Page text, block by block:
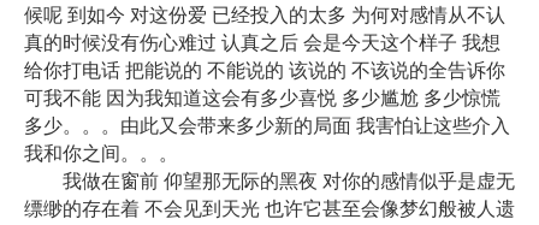
候呢 到如今 对这份爱 已经投入的太多 为何对感情从不认
真的时候没有伤心难过 认真之后 会是今天这个样子 我想
给你打电话 把能说的 不能说的 该说的 不该说的全告诉你
可我不能 因为我知道这会有多少喜悦 多少尴尬 多少惊慌
多少。。。由此又会带来多少新的局面 我害怕让这些介入
我和你之间。。。
我做在窗前 仰望那无际的黑夜 对你的感情似乎是虚无
缥缈的存在着 不会见到天光 也许它甚至会像梦幻般被人遗